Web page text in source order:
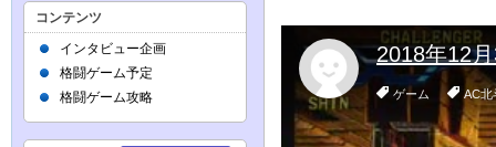
コンテンツ
インタビュー企画
格闘ゲーム予定
格闘ゲーム攻略